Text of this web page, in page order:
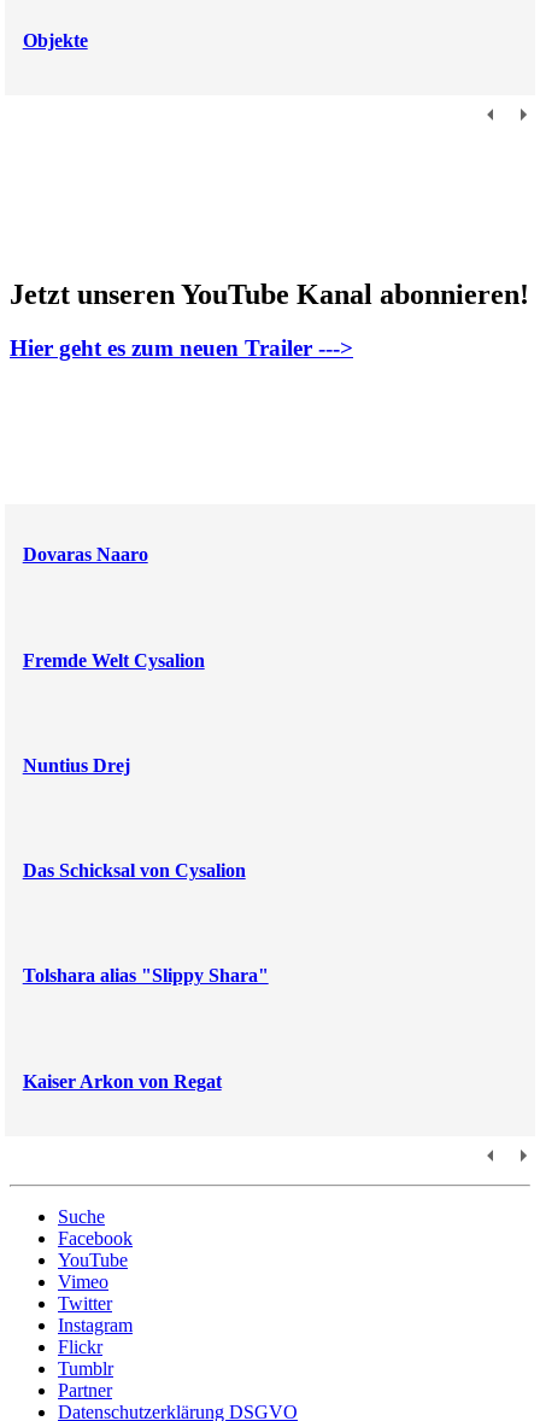
Objekte
Jetzt unseren YouTube Kanal abonnieren!
Hier geht es zum neuen Trailer --->
Dovaras Naaro
Fremde Welt Cysalion
Nuntius Drej
Das Schicksal von Cysalion
Tolshara alias "Slippy Shara"
Kaiser Arkon von Regat
Suche
Facebook
YouTube
Vimeo
Twitter
Instagram
Flickr
Tumblr
Partner
Datenschutzerklärung DSGVO